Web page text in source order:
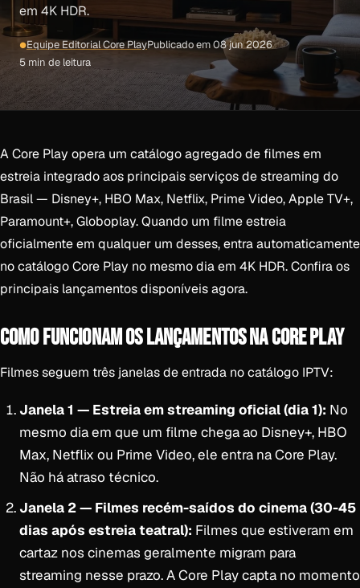
em 4K HDR.
Equipe Editorial Core PlayPublicado em 08 jun 2026
5 min de leitura
A Core Play opera um catálogo agregado de filmes em
estreia integrado aos principais serviços de streaming do
Brasil — Disney+, HBO Max, Netflix, Prime Video, Apple TV+,
Paramount+, Globoplay. Quando um filme estreia
oficialmente em qualquer um desses, entra automaticamente
no catálogo Core Play no mesmo dia em 4K HDR. Confira os
principais lançamentos disponíveis agora.
COMO FUNCIONAM OS LANÇAMENTOS NA CORE PLAY
Filmes seguem três janelas de entrada no catálogo IPTV:
Janela 1 — Estreia em streaming oficial (dia 1): No
mesmo dia em que um filme chega ao Disney+, HBO
Max, Netflix ou Prime Video, ele entra na Core Play.
Não há atraso técnico.
Janela 2 — Filmes recém-saídos do cinema (30-45
dias após estreia teatral): Filmes que estiveram em
cartaz nos cinemas geralmente migram para
streaming nesse prazo. A Core Play capta no momento